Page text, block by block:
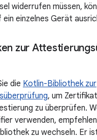
widerrufen müssen,
einzelnes Gerät
zur
die Kotlin-Bibliothek zur
, um
zu überprüfen.
verwenden,
zu wechseln. Er